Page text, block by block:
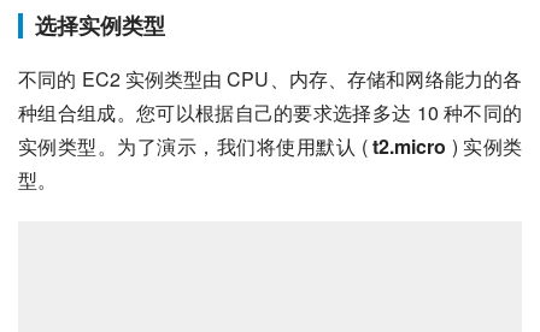
选择实例类型
不同的 EC2 实例类型由 CPU、内存、存储和网络能力的各
种组合组成。您可以根据自己的要求选择多达 10 种不同的
实例类型。为了演示，我们将使用默认 ( t2.micro ) 实例类
型。